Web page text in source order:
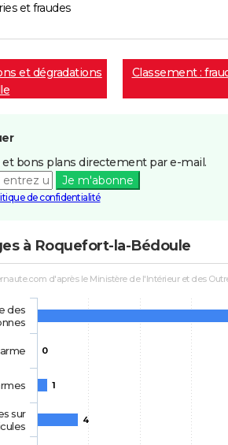
et fraudes
et dégradations
Classement :
et bons plans directement par e-mail.
Je m'abonne
de confidentialité
à Roquefort-la-Bédoule
d'après le Ministère de l'Intérieur et des
0
1
4
des
sur